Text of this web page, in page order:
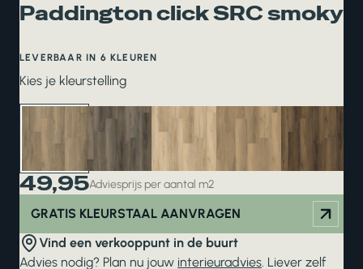
Paddington click SRC smoky
LEVERBAAR IN 6 KLEUREN
Kies je kleurstelling
49,95Adviesprijs per aantal m2
GRATIS KLEURSTAAL AANVRAGEN
Vind een verkooppunt in de buurt
Advies nodig? Plan nu jouw interieuradvies. Liever zelf